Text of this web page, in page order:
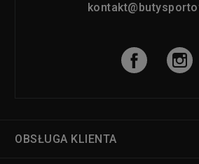
OBSŁUGA KLIENTA